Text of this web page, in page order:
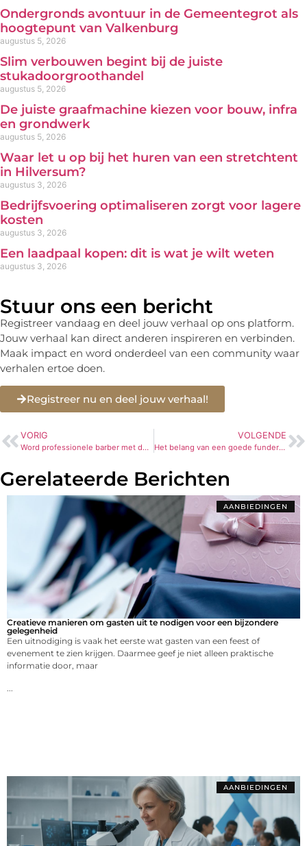
Ondergronds avontuur in de Gemeentegrot als
hoogtepunt van Valkenburg
augustus 5, 2026
Slim verbouwen begint bij de juiste
stukadoorgroothandel
augustus 5, 2026
De juiste graafmachine kiezen voor bouw, infra
en grondwerk
augustus 5, 2026
Waar let u op bij het huren van een stretchtent
in Hilversum?
augustus 3, 2026
Bedrijfsvoering optimaliseren zorgt voor lagere
kosten
augustus 3, 2026
Een laadpaal kopen: dit is wat je wilt weten
augustus 3, 2026
Stuur ons een bericht
Registreer vandaag en deel jouw verhaal op ons platform.
Jouw verhaal kan direct anderen inspireren en verbinden.
Maak impact en word onderdeel van een community waar
verhalen ertoe doen.
Registreer nu en deel jouw verhaal!
VORIG
Word professionele barber met de juiste opleiding
VOLGENDE
Het belang van een goede fundering bij elk bouwproject
Gerelateerde Berichten
AANBIEDINGEN
Creatieve manieren om gasten uit te nodigen voor een bijzondere
gelegenheid
Een uitnodiging is vaak het eerste wat gasten van een feest of
evenement te zien krijgen. Daarmee geef je niet alleen praktische
informatie door, maar
AANBIEDINGEN